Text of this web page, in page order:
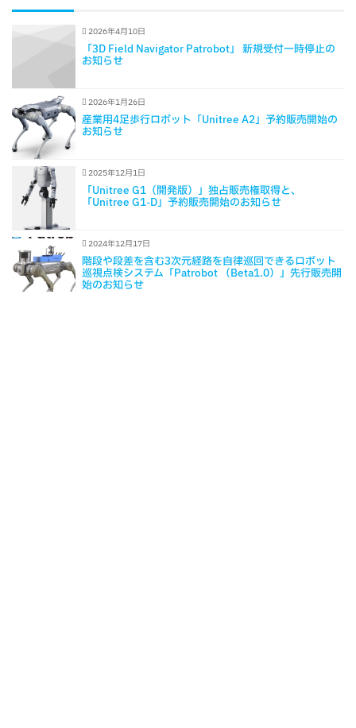
2026年4月10日
「3D Field Navigator Patrobot」 新規受付一時停止の
お知らせ
2026年1月26日
産業用4足歩行ロボット「Unitree A2」予約販売開始の
お知らせ
2025年12月1日
「Unitree G1（開発版）」独占販売権取得と、
「Unitree G1-D」予約販売開始のお知らせ
2024年12月17日
階段や段差を含む3次元経路を自律巡回できるロボット
巡視点検システム「Patrobot （Beta1.0）」先行販売開
始のお知らせ